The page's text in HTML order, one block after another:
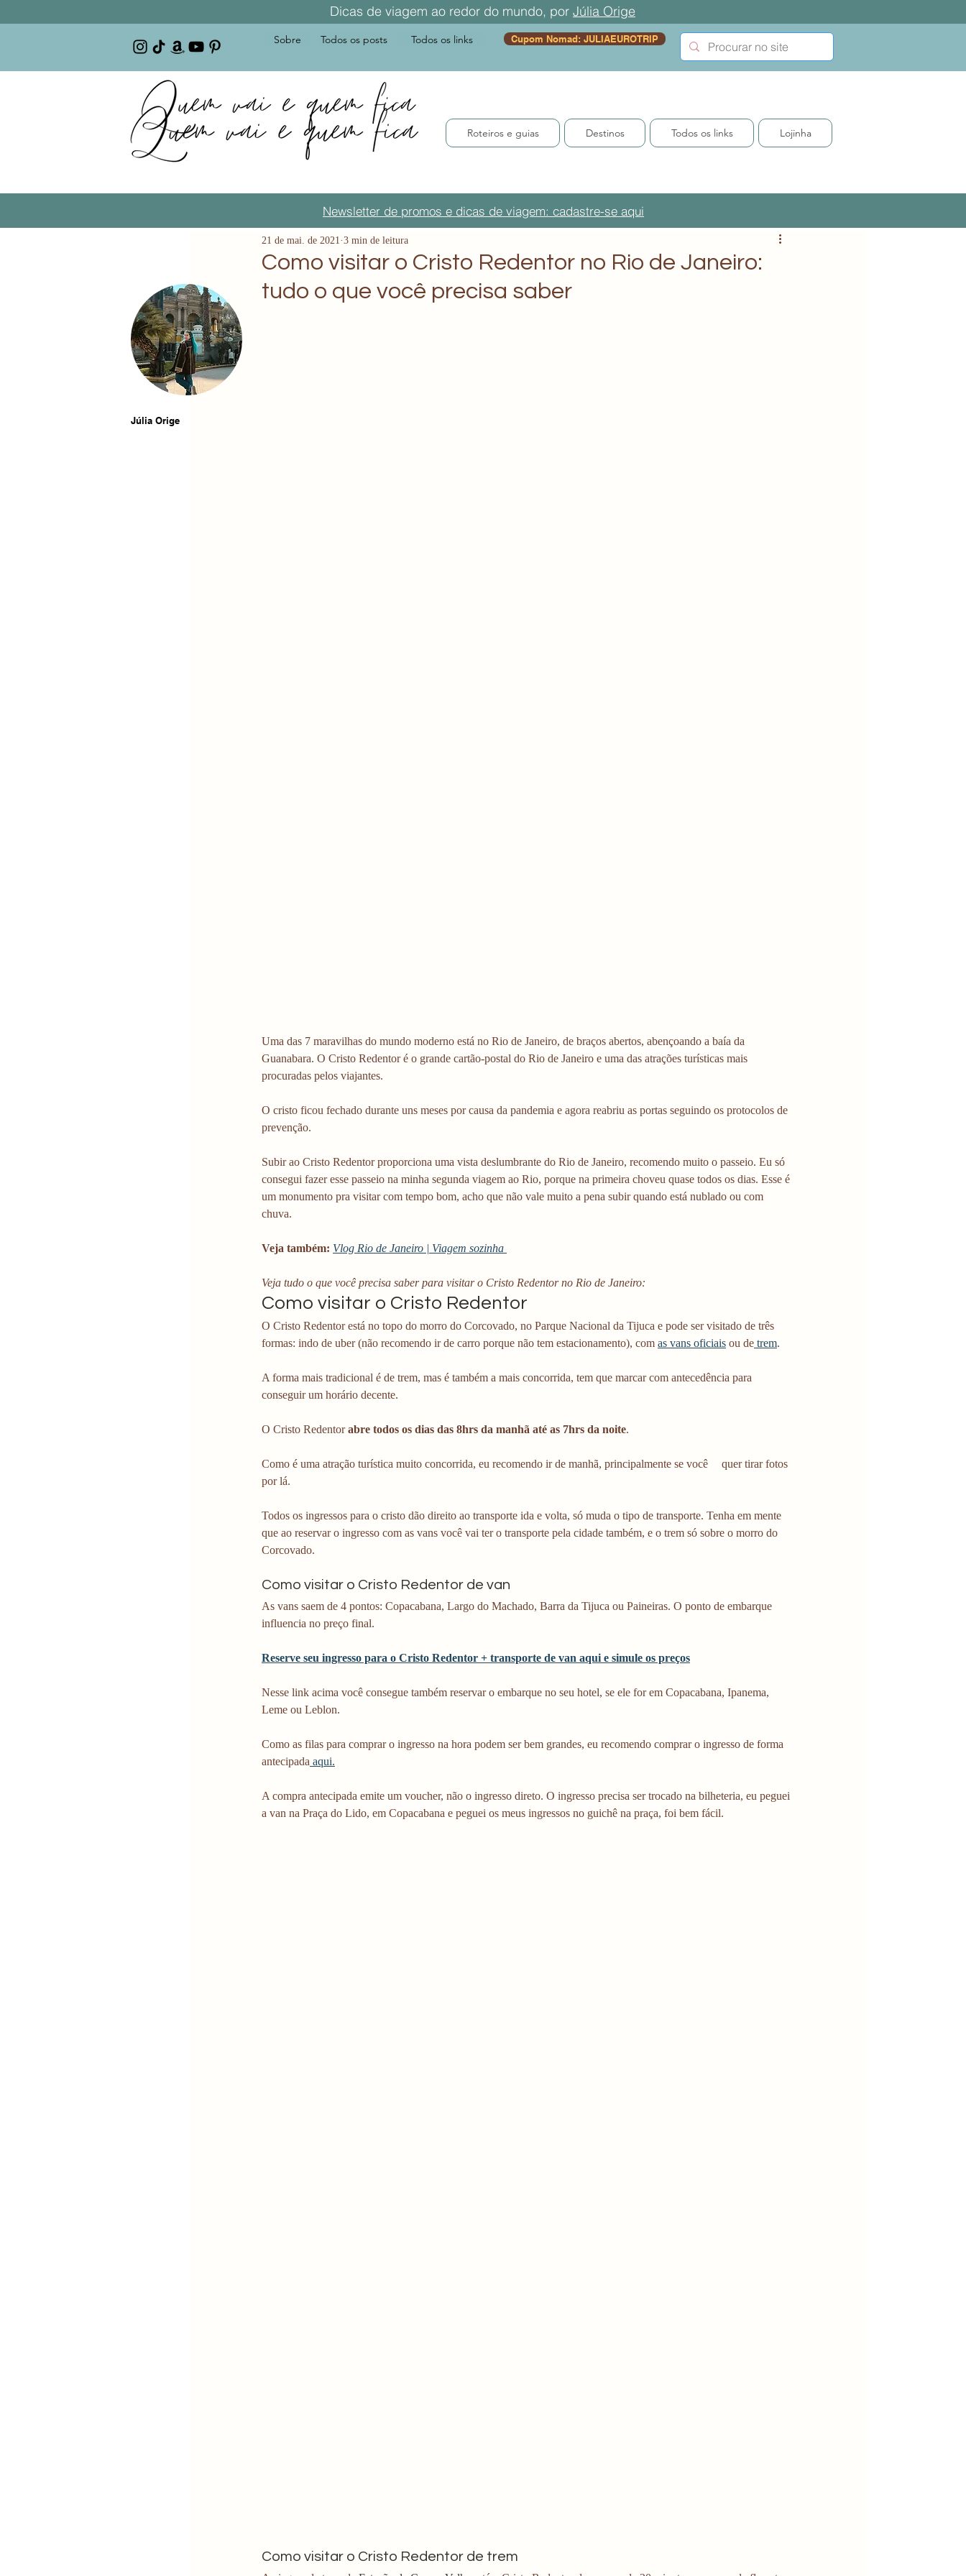
Dicas de viagem ao redor do mundo, por Júlia Orige
Sobre Todos os posts Todos os links Cupom Nomad: JULIAEUROTRIP
Roteiros e guias Destinos Todos os links Lojinha
Newsletter de promos e dicas de viagem: cadastre-se aqui
Como visitar o Cristo Redentor no Rio de Janeiro:
tudo o que você precisa saber
21 de mai. de 2021 3 min de leitura
Uma das 7 maravilhas do mundo moderno está no Rio de Janeiro, de braços abertos, abençoando a baía da
Guanabara. O Cristo Redentor é o grande cartão-postal do Rio de Janeiro e uma das atrações turísticas mais
procuradas pelos viajantes.
O cristo ficou fechado durante uns meses por causa da pandemia e agora reabriu as portas seguindo os protocolos de
prevenção.
Subir ao Cristo Redentor proporciona uma vista deslumbrante do Rio de Janeiro, recomendo muito o passeio. Eu só
consegui fazer esse passeio na minha segunda viagem ao Rio, porque na primeira choveu quase todos os dias. Esse é
um monumento pra visitar com tempo bom, acho que não vale muito a pena subir quando está nublado ou com
chuva.
Veja também: Vlog Rio de Janeiro | Viagem sozinha
Veja tudo o que você precisa saber para visitar o Cristo Redentor no Rio de Janeiro:
Como visitar o Cristo Redentor
O Cristo Redentor está no topo do morro do Corcovado, no Parque Nacional da Tijuca e pode ser visitado de três
formas: indo de uber (não recomendo ir de carro porque não tem estacionamento), com as vans oficiais ou de trem.
A forma mais tradicional é de trem, mas é também a mais concorrida, tem que marcar com antecedência para
conseguir um horário decente.
O Cristo Redentor abre todos os dias das 8hrs da manhã até as 7hrs da noite.
Como é uma atração turística muito concorrida, eu recomendo ir de manhã, principalmente se você 	quer tirar fotos
por lá.
Todos os ingressos para o cristo dão direito ao transporte ida e volta, só muda o tipo de transporte. Tenha em mente
que ao reservar o ingresso com as vans você vai ter o transporte pela cidade também, e o trem só sobre o morro do
Corcovado.
Como visitar o Cristo Redentor de van
As vans saem de 4 pontos: Copacabana, Largo do Machado, Barra da Tijuca ou Paineiras. O ponto de embarque
influencia no preço final.
Reserve seu ingresso para o Cristo Redentor + transporte de van aqui e simule os preços
Nesse link acima você consegue também reservar o embarque no seu hotel, se ele for em Copacabana, Ipanema,
Leme ou Leblon.
Como as filas para comprar o ingresso na hora podem ser bem grandes, eu recomendo comprar o ingresso de forma
antecipada aqui.
A compra antecipada emite um voucher, não o ingresso direto. O ingresso precisa ser trocado na bilheteria, eu peguei
a van na Praça do Lido, em Copacabana e peguei os meus ingressos no guichê na praça, foi bem fácil.
Como visitar o Cristo Redentor de trem
Júlia Orige